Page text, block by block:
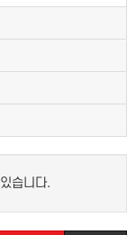
습니다.